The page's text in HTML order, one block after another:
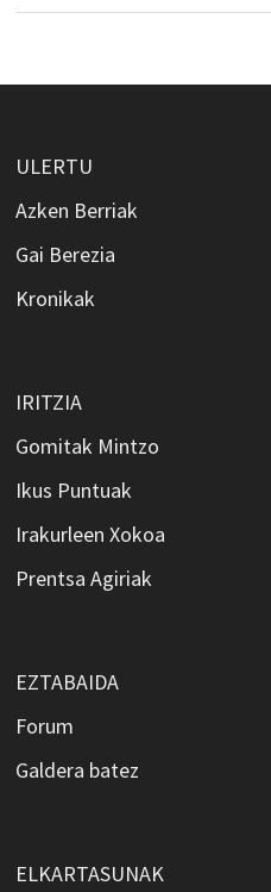
ULERTU
Azken Berriak
Gai Berezia
Kronikak
IRITZIA
Gomitak Mintzo
Ikus Puntuak
Irakurleen Xokoa
Prentsa Agiriak
EZTABAIDA
Forum
Galdera batez
ELKARTASUNAK